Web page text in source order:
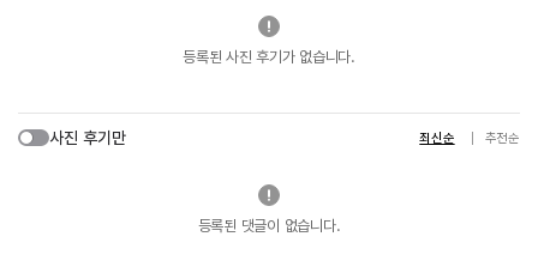
등록된 사진 후기가 없습니다.
사진 후기만 최신순 추천순
등록된 댓글이 없습니다.